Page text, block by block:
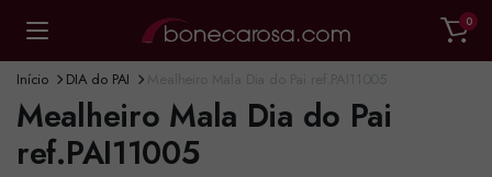
0
Início DIA do PAI
Mealheiro Mala Dia do Pai
ref.PAI11005